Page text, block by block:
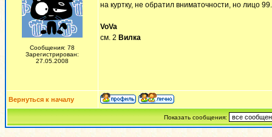
Сообщения: 78
Зарегистрирован:
27.05.2008
на куртку, не обратил вниматочности, но лицо
VoVa
см. 2 Вилка
Вернуться к началу
Показать сообщения: